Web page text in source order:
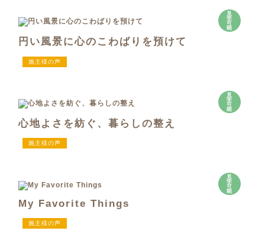
見
学
可
能
円い風景に心のこわばりを預けて
施主様の声
見
学
可
能
心地よさを紡ぐ、暮らしの整え
施主様の声
見
学
可
能
My Favorite Things
施主様の声